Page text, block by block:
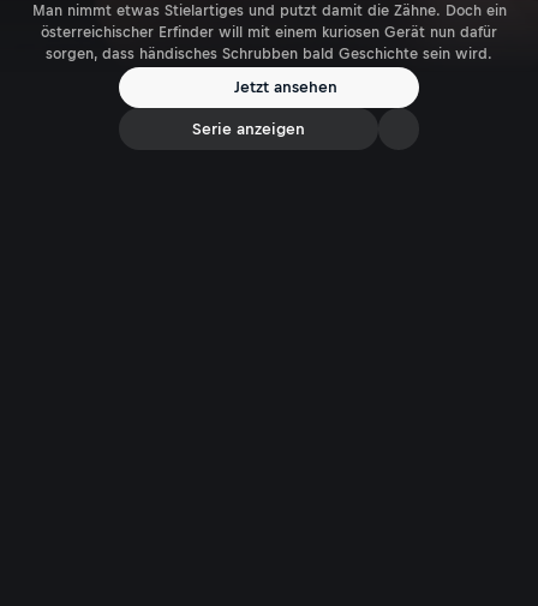
Man nimmt etwas Stielartiges und putzt damit die Zähne. Doch ein
österreichischer Erfinder will mit einem kuriosen Gerät nun dafür
sorgen, dass händisches Schrubben bald Geschichte sein wird.
Jetzt ansehen
Serie anzeigen